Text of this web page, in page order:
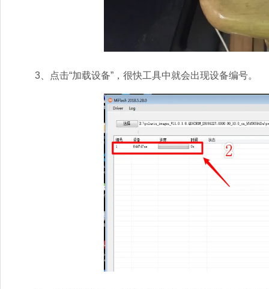
3、点击“加载设备”，很快工具中就会出现设备编号。